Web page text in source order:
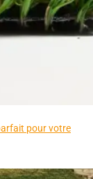
pour votre